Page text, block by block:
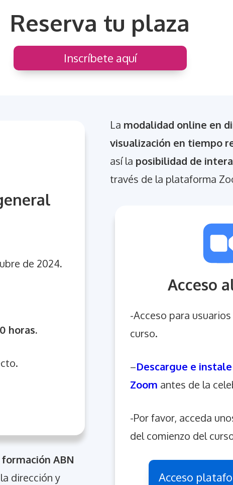
Reserva tu plaza
Inscríbete aquí
de 2024.
horas.
ABN
dirección y
La modalidad online en
visualización en tiempo
así la posibilidad de
través de la plataforma
Acceso
-Acceso para
curso.
–Descargue e
Zoom antes de la
-Por favor, acceda
del comienzo del
Acceso